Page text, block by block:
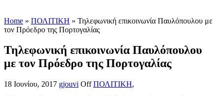
Home » ΠΟΛΙΤΙΚΗ » Τηλεφωνική επικοινωνία Παυλόπουλου με
τον Πρόεδρο της Πορτογαλίας
Τηλεφωνική επικοινωνία Παυλόπουλου
με τον Πρόεδρο της Πορτογαλίας
18 Ιουνίου, 2017 gjouvi Off ΠΟΛΙΤΙΚΗ,